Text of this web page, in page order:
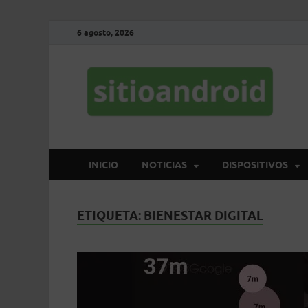
6 agosto, 2026
INICIO NOTICIAS DISPOSITIVOS
ETIQUETA: BIENESTAR DIGITAL